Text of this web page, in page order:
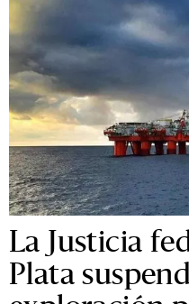
La Justicia
Plata